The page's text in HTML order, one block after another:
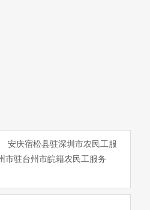
安庆宿松县驻深圳市农民工服
市驻台州市皖籍农民工服务